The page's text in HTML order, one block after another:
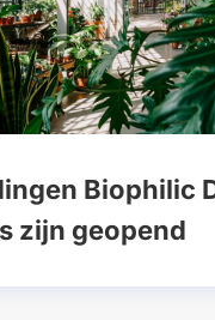
Biophilic
zijn geopend